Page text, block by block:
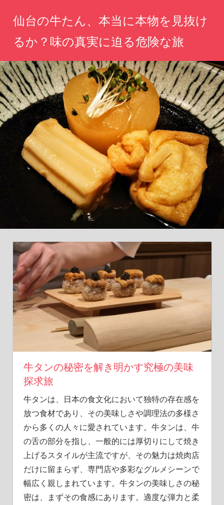
ツ
へ
ス
キ
ッ
仙台の牛たん、本当に本物を見抜け
るか？味の真実に迫る危険な旅
実
の
味
を
求
仙
冒
険
が
こ
こ
に！
牛タンの秘密を解き明かす究極の美味
探求旅
牛タンは、日本の食文化において独特の存在感を
放つ食材であり、その美味しさや調理法の多様さ
から多くの人々に愛されています。 牛タンは、牛
の舌の部分を指し、一般的には厚切りにして焼き
上げるスタイルが主流ですが、その魅力は焼肉店
だけに留まらず、専門店や多彩なグルメシーンで
幅広く親しまれています。牛タンの美味しさの秘
密は、まずその食感にあります。適度な弾力と柔